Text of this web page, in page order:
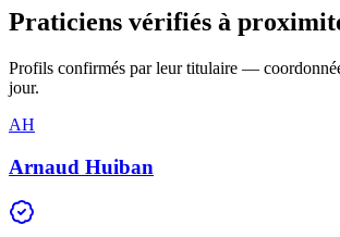
Praticiens vérifiés à
Profils confirmés par leur titulaire —
jour.
AH
Arnaud Huiban